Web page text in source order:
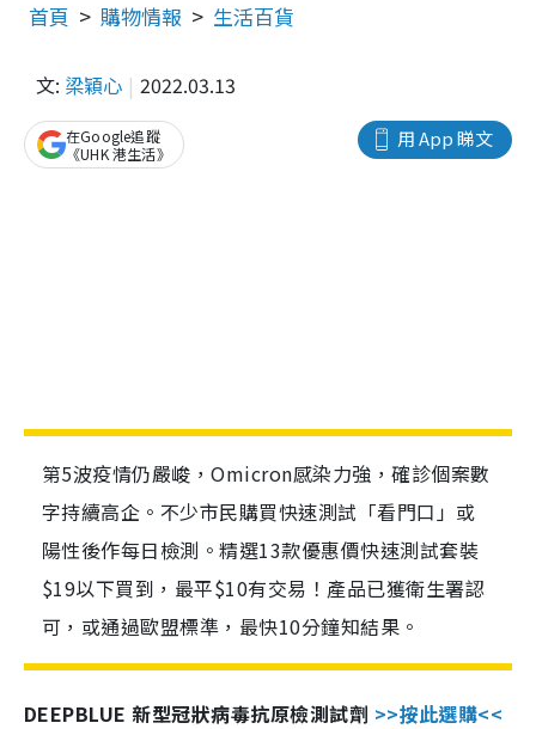
首頁 購物情報 生活百貨
文: 梁穎心 2022.03.13
用 App 睇文
在Google追蹤
《UHK 港生活》
第5波疫情仍嚴峻，Omicron感染力強，確診個案數
字持續高企。不少市民購買快速測試「看門口」或
陽性後作每日檢測。精選13款優惠價快速測試套裝
$19以下買到，最平$10有交易！產品已獲衛生署認
可，或通過歐盟標準，最快10分鐘知結果。
DEEPBLUE 新型冠狀病毒抗原檢測試劑 >>按此選購<<